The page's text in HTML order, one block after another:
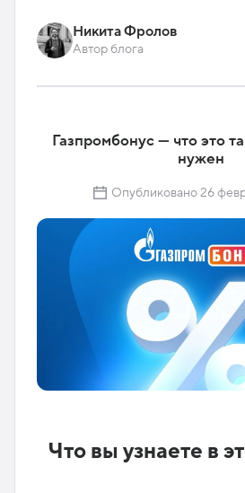
Никита Фролов
Автор блога
Газпромбонус — что это
нужен
Опубликовано 26
Что вы узнаете в